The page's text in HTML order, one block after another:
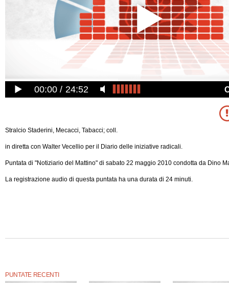
00:00 24:52
Stralcio Staderini, Mecacci, Tabacci; coll.
in diretta con Walter Vecellio per il Diario delle iniziative radicali.
Puntata di "Notiziario del Mattino" di sabato 22 maggio 2010 condotta da Dino
La registrazione audio di questa puntata ha una durata di 24 minuti.
PUNTATE RECENTI